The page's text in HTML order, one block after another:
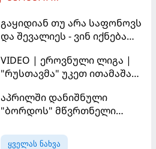
"ლივერპულის" ყოფილმა
მეკარემ
გაყიდიან თუ არა საფონოვს
და შევალიეს - ვინ იქნება
VIDEO | ეროვნული ლიგა |
"რუსთავმა" უკეთ ითამაშა
მოიგო, "ტორპედომ" გვიან
გაიღვიძა...
აპრილში დანიშნული
"ბორდოს" მწვრთნელი
ყველას ნახვა